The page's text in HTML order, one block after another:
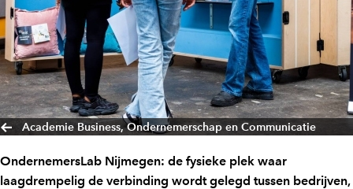
Academie Business, Ondernemerschap en Communicatie
OndernemersLab Nijmegen: de fysieke plek waar
laagdrempelig de verbinding wordt gelegd tussen bedrijven,